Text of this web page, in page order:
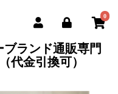
0
ランド通販専門
代金引換可）